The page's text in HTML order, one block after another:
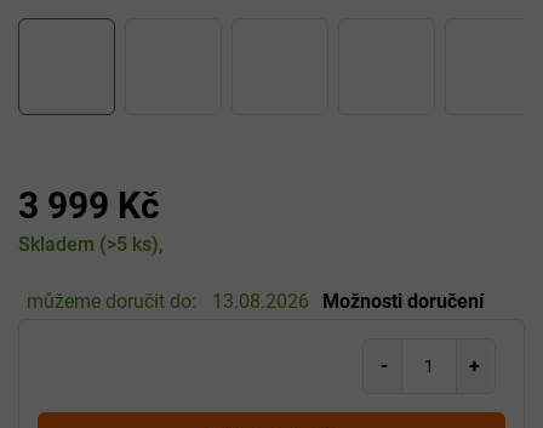
3 999 Kč
Měrná
Skladem (>5 ks)
můžeme doručit do: 13.08.2026 Možnosti doručení